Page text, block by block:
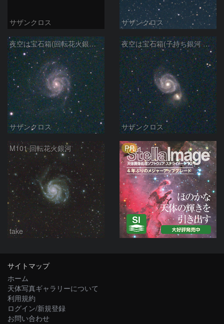
サザンクロス サザンクロス
夜空は宝石箱(回転花火銀河 M101) Seestar50
サザンクロス
夜空は宝石箱(子持ち銀河 M51) Seestar50
サザンクロス
M101 回転花火銀河
take
PR
サイトマップ
ホーム
天体写真ギャラリーについて
利用規約
ログイン/新規登録
お問い合わせ